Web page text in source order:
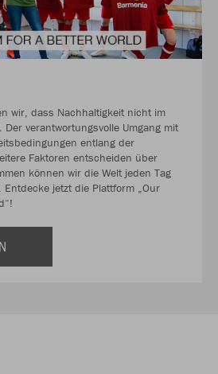
wir, dass Nachhaltigkeit nicht im
verantwortungsvolle Umgang mit
entlang der
Faktoren entscheiden über
können wir die Welt jeden Tag
jetzt die Plattform „Our